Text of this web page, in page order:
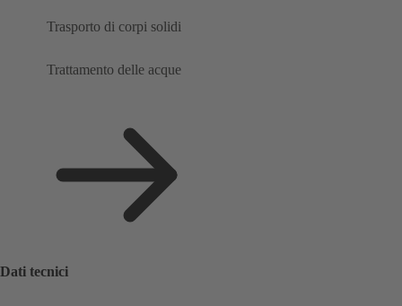
Trasporto di corpi solidi
Trattamento delle acque
Dati tecnici